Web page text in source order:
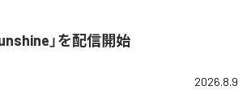
」を配信開始
2026.8.9